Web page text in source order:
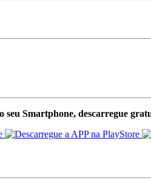
seu Smartphone, descarregue